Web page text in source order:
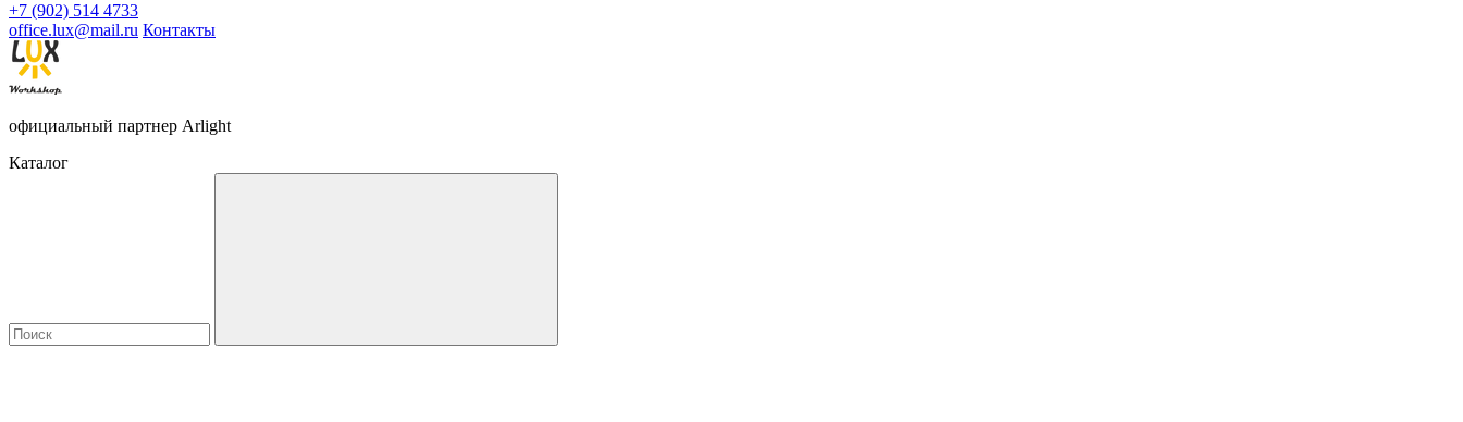
+7 (902) 514 4733
office.lux@mail.ru Контакты
официальный партнер Arlight
Каталог